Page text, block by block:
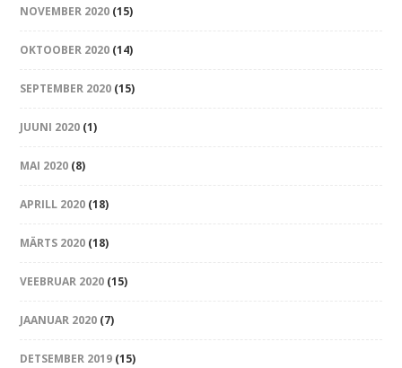
NOVEMBER 2020 (15)
OKTOOBER 2020 (14)
SEPTEMBER 2020 (15)
JUUNI 2020 (1)
MAI 2020 (8)
APRILL 2020 (18)
MÄRTS 2020 (18)
VEEBRUAR 2020 (15)
JAANUAR 2020 (7)
DETSEMBER 2019 (15)